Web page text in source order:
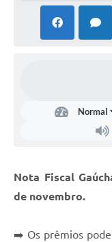
Coronavírus
Modelos de
Passe Livre Estudantil
Galeria de Fotos
Nota Fiscal
de novembro.
➡️ Os prêmios